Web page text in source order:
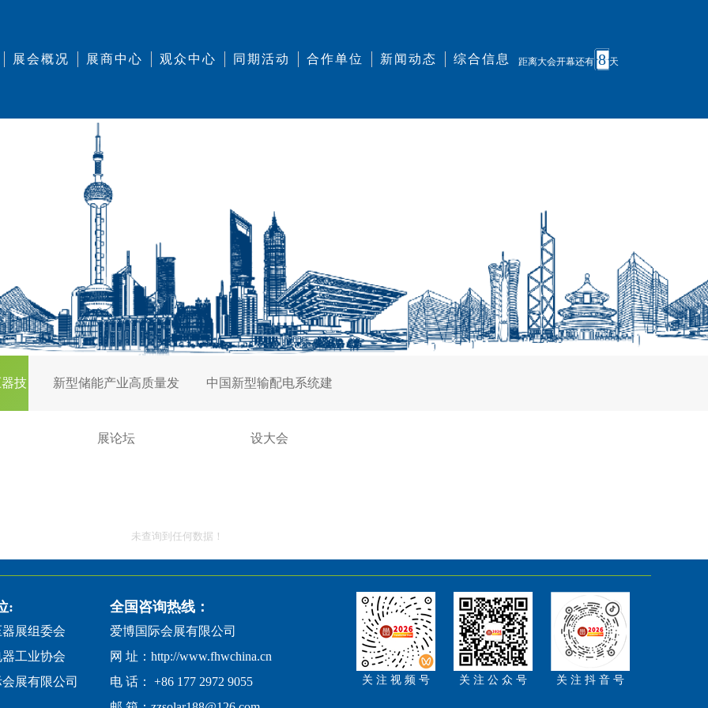
展会概况 展商中心 观众中心 同期活动 合作单位 新闻动态 综合信息 距离大会开幕还有 8天
技 新型储能产业高质量发
展论坛
中国新型输配电系统建
设大会
未查询到任何数据！
:
展组委会
工业协会
展有限公司
全国咨询热线：
爱博国际会展有限公司
网 址：http://www.fhwchina.cn
电 话： +86 177 2972 9055
关 注 视 频 号 关 注 公 众 号 关 注 抖 音 号